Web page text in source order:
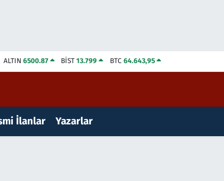
ALTIN 6500.87 BİST13.799 BTC 64.643,95
İlanlar Yazarlar